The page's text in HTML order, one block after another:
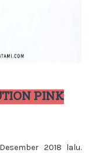
PINK
2018 lalu.